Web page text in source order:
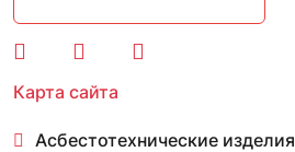
Карта сайта
Асбестотехнические изделия